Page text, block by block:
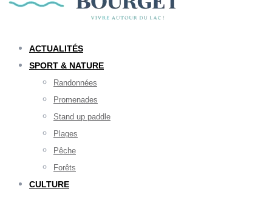
ACTUALITÉS
SPORT & NATURE
Randonnées
Promenades
Stand up paddle
Plages
Pêche
Forêts
CULTURE